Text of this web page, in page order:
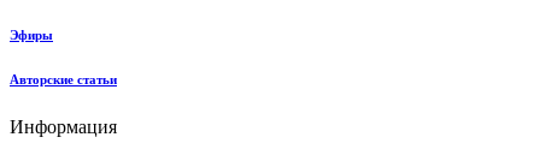
Эфиры
Авторские статьи
Информация